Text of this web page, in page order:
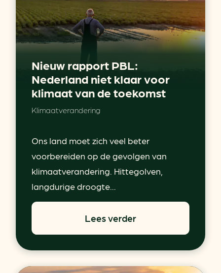
Nieuw rapport PBL:
Nederland niet klaar voor
klimaat van de toekomst
Klimaatverandering
Ons land moet zich veel beter
voorbereiden op de gevolgen van
klimaatverandering. Hittegolven,
langdurige droogte...
Lees verder